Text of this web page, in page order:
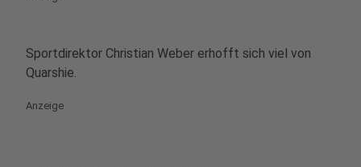
Sportdirektor Christian Weber erhofft sich viel von
Quarshie.
Anzeige